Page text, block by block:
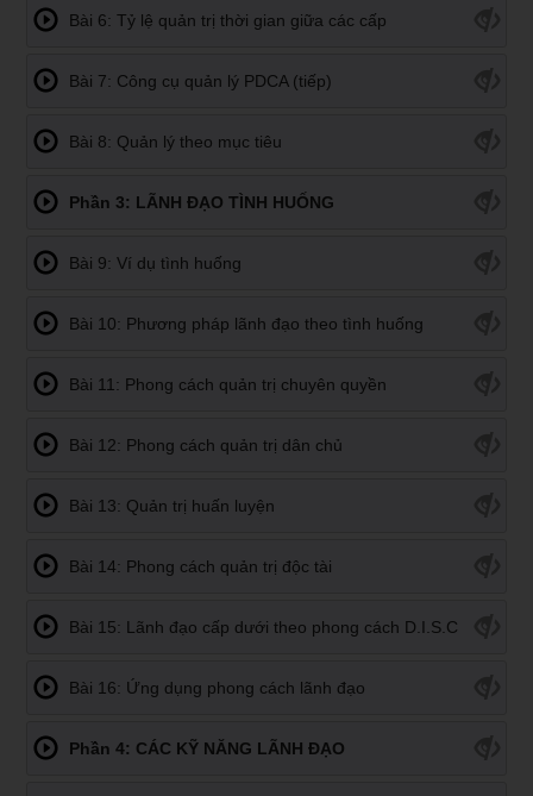
Bài 6: Tỷ lệ quản trị thời gian giữa các cấp
Bài 7: Công cụ quản lý PDCA (tiếp)
Bài 8: Quản lý theo mục tiêu
Phần 3: LÃNH ĐẠO TÌNH HUỐNG
Bài 9: Ví dụ tình huống
Bài 10: Phương pháp lãnh đạo theo tình huống
Bài 11: Phong cách quản trị chuyên quyền
Bài 12: Phong cách quản trị dân chủ
Bài 13: Quản trị huấn luyện
Bài 14: Phong cách quản trị độc tài
Bài 15: Lãnh đạo cấp dưới theo phong cách D.I.S.C
Bài 16: Ứng dụng phong cách lãnh đạo
Phần 4: CÁC KỸ NĂNG LÃNH ĐẠO